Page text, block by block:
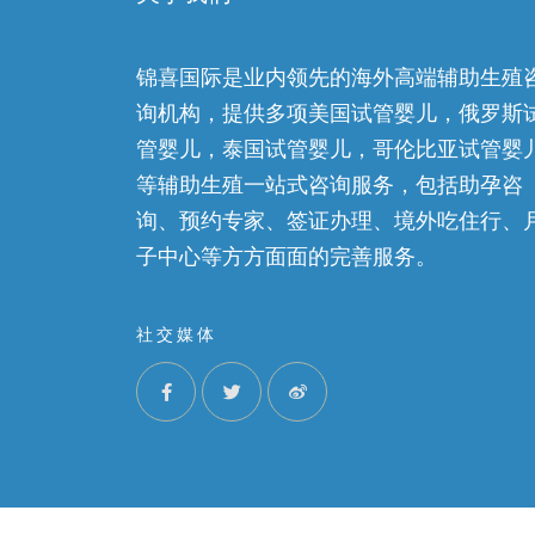
锦喜国际是业内领先的海外高端辅助生殖
询机构，提供多项美国试管婴儿，俄罗斯
管婴儿，泰国试管婴儿，哥伦比亚试管婴
等辅助生殖一站式咨询服务，包括助孕咨
询、预约专家、签证办理、境外吃住行、
子中心等方方面面的完善服务。
社交媒体